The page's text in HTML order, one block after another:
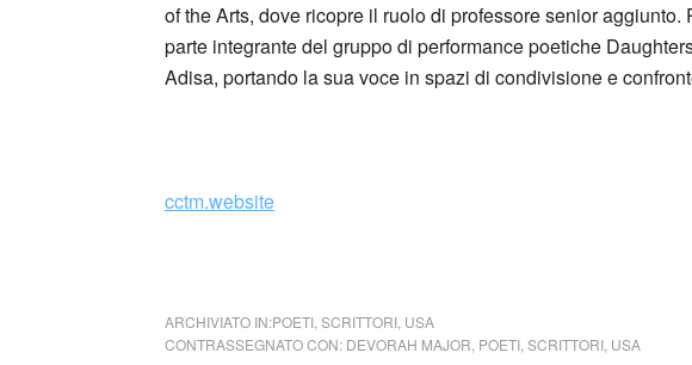
of the Arts, dove ricopre il ruolo di professore senior aggiunto.
parte integrante del gruppo di performance poetiche
Adisa, portando la sua voce in spazi di condivisione e
cctm.website
ARCHIVIATO IN:POETI SCRITTORI USA
CONTRASSEGNATO CON: DEVORAH MAJOR POETI SCRITTORI USA